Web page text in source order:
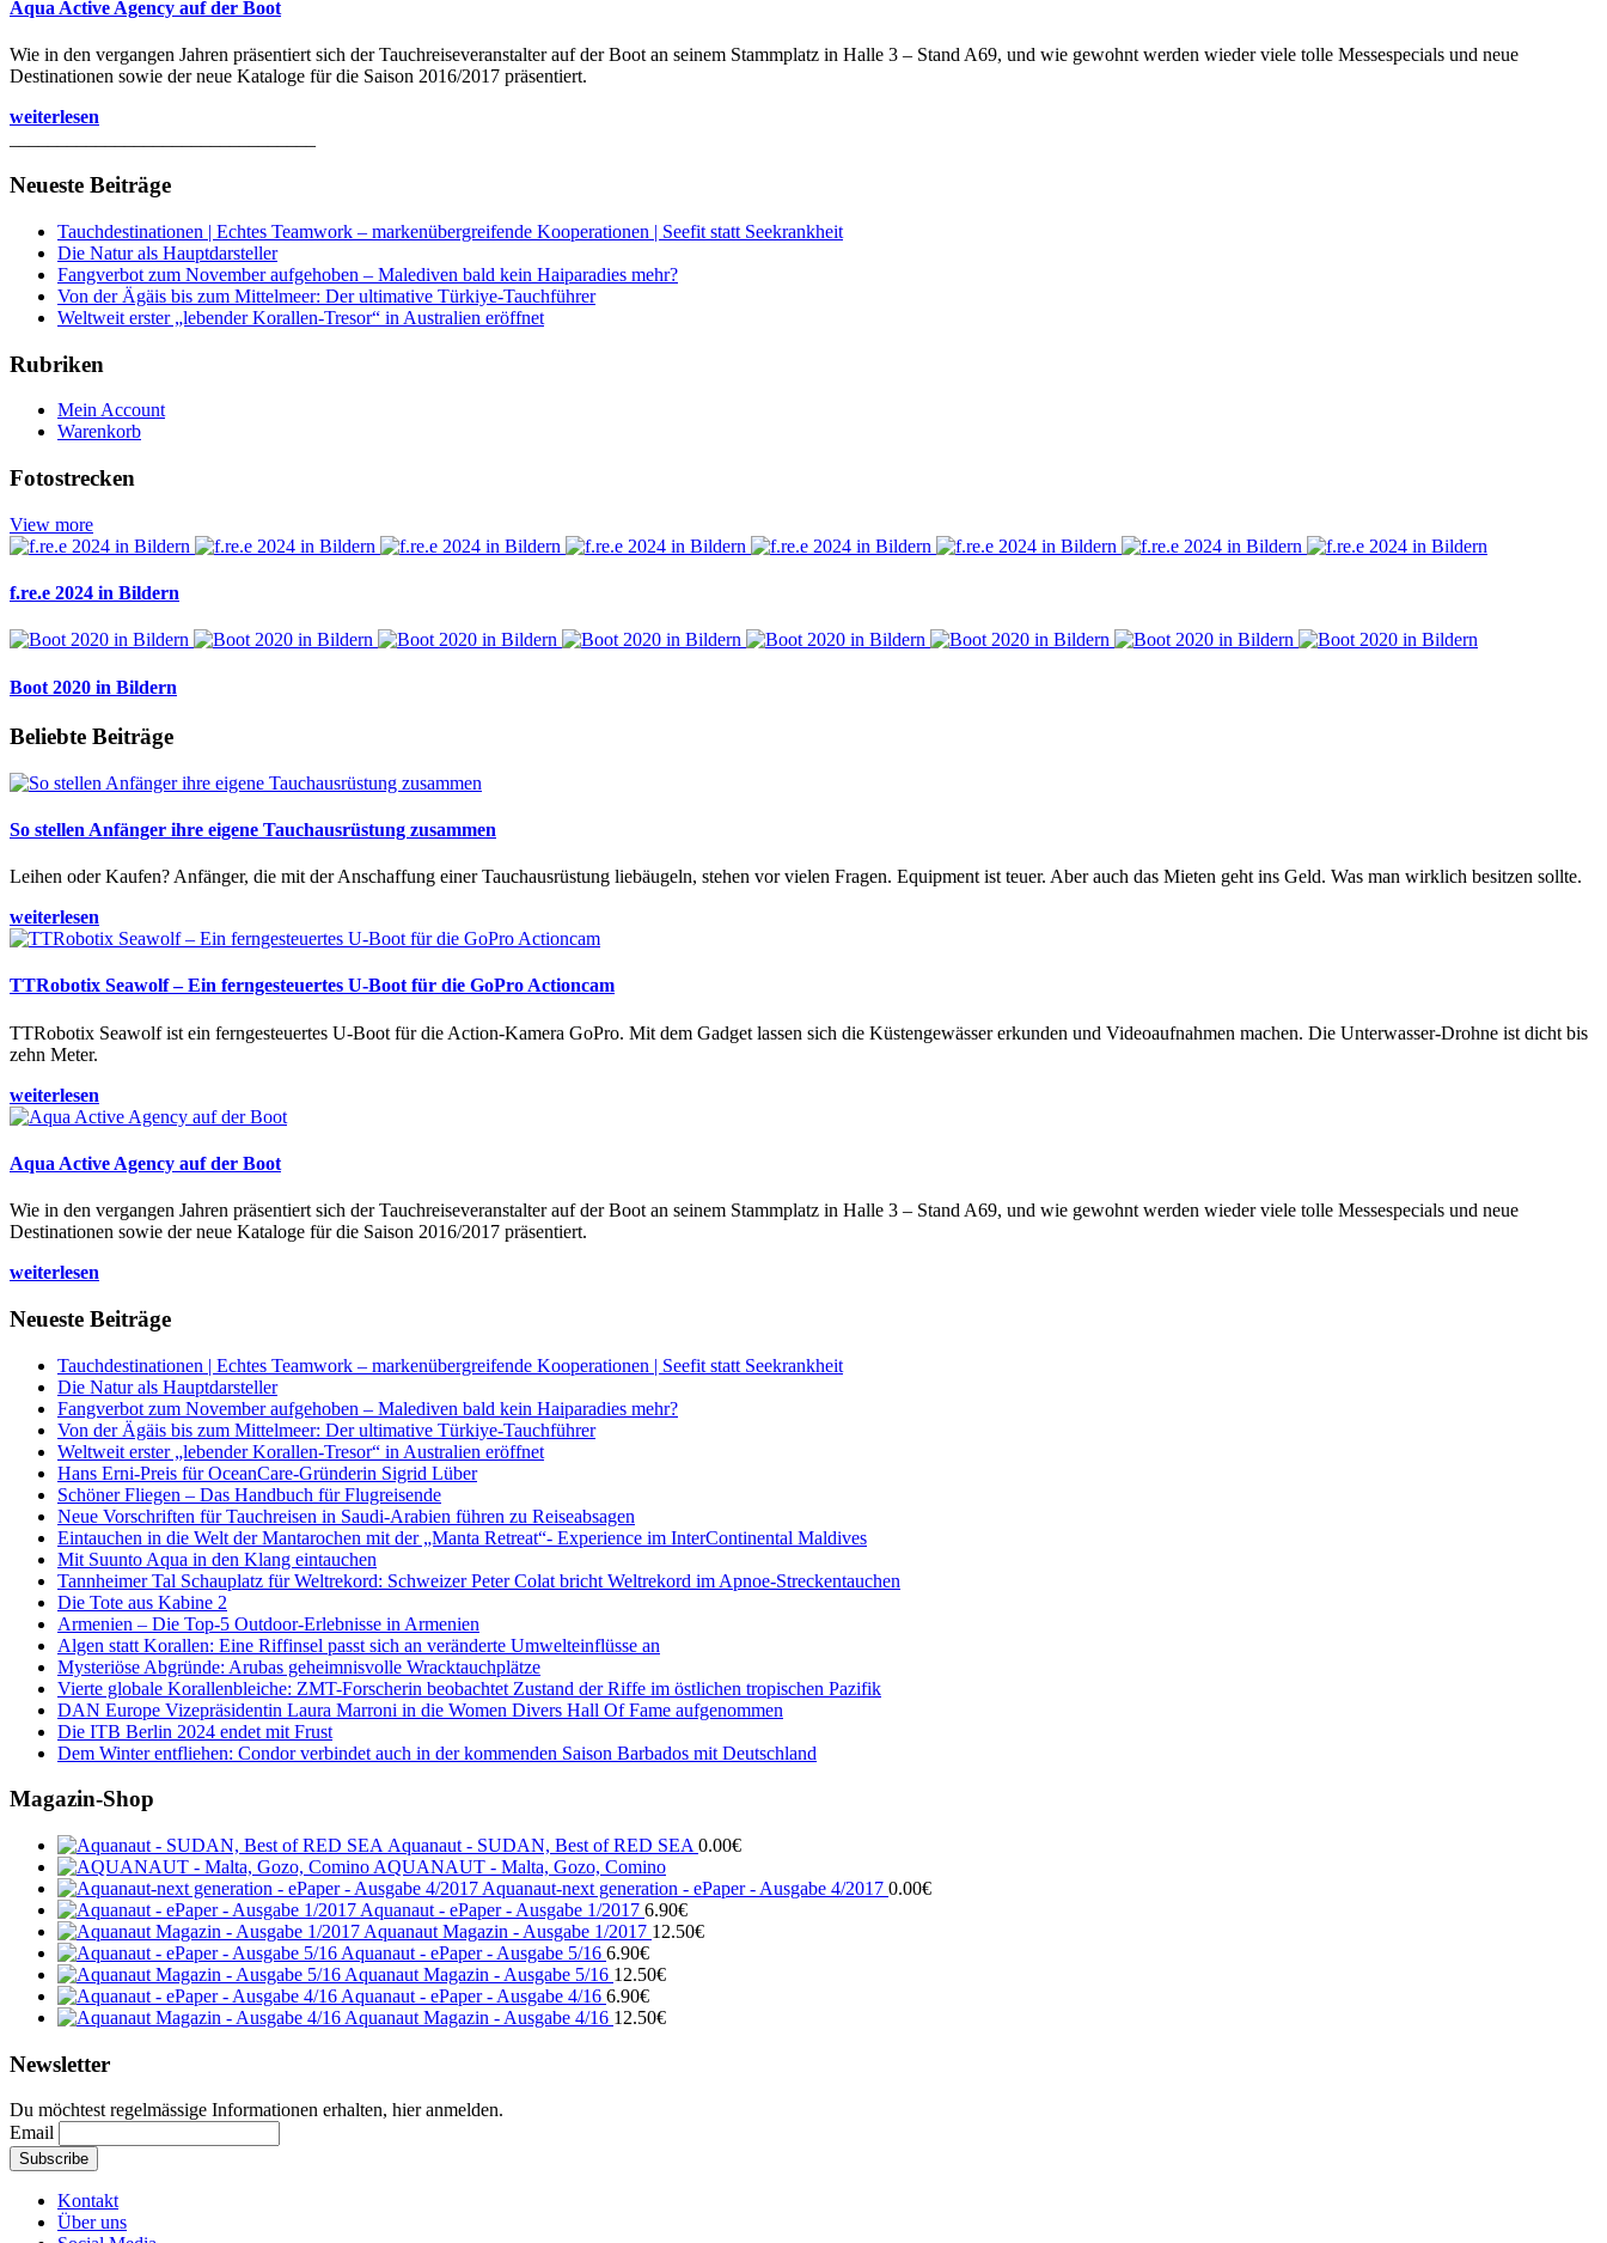
Aqua Active Agency auf der Boot
Wie in den vergangen Jahren präsentiert sich der Tauchreiseveranstalter auf der Boot an seinem Stammplatz in Halle 3 – Stand A69, und wie gewohnt werden wieder viele tolle Messespecials und neue
Destinationen sowie der neue Kataloge für die Saison 2016/2017 präsentiert.
weiterlesen
Neueste Beiträge
Tauchdestinationen | Echtes Teamwork – markenübergreifende Kooperationen | Seefit statt Seekrankheit
Die Natur als Hauptdarsteller
Fangverbot zum November aufgehoben – Malediven bald kein Haiparadies mehr?
Von der Ägäis bis zum Mittelmeer: Der ultimative Türkiye-Tauchführer
Weltweit erster „lebender Korallen-Tresor“ in Australien eröffnet
Rubriken
Mein Account
Warenkorb
Fotostrecken
View more
f.re.e 2024 in Bildern
Boot 2020 in Bildern
Beliebte Beiträge
So stellen Anfänger ihre eigene Tauchausrüstung zusammen
Leihen oder Kaufen? Anfänger, die mit der Anschaffung einer Tauchausrüstung liebäugeln, stehen vor vielen Fragen. Equipment ist teuer. Aber auch das Mieten geht ins Geld. Was man wirklich besitzen sollte.
weiterlesen
TTRobotix Seawolf – Ein ferngesteuertes U-Boot für die GoPro Actioncam
TTRobotix Seawolf ist ein ferngesteuertes U-Boot für die Action-Kamera GoPro. Mit dem Gadget lassen sich die Küstengewässer erkunden und Videoaufnahmen machen. Die Unterwasser-Drohne ist dicht bis
zehn Meter.
weiterlesen
Aqua Active Agency auf der Boot
Wie in den vergangen Jahren präsentiert sich der Tauchreiseveranstalter auf der Boot an seinem Stammplatz in Halle 3 – Stand A69, und wie gewohnt werden wieder viele tolle Messespecials und neue
Destinationen sowie der neue Kataloge für die Saison 2016/2017 präsentiert.
weiterlesen
Neueste Beiträge
Tauchdestinationen | Echtes Teamwork – markenübergreifende Kooperationen | Seefit statt Seekrankheit
Die Natur als Hauptdarsteller
Fangverbot zum November aufgehoben – Malediven bald kein Haiparadies mehr?
Von der Ägäis bis zum Mittelmeer: Der ultimative Türkiye-Tauchführer
Weltweit erster „lebender Korallen-Tresor“ in Australien eröffnet
Hans Erni-Preis für OceanCare-Gründerin Sigrid Lüber
Schöner Fliegen – Das Handbuch für Flugreisende
Neue Vorschriften für Tauchreisen in Saudi-Arabien führen zu Reiseabsagen
Eintauchen in die Welt der Mantarochen mit der „Manta Retreat“- Experience im InterContinental Maldives
Mit Suunto Aqua in den Klang eintauchen
Tannheimer Tal Schauplatz für Weltrekord: Schweizer Peter Colat bricht Weltrekord im Apnoe-Streckentauchen
Die Tote aus Kabine 2
Armenien – Die Top-5 Outdoor-Erlebnisse in Armenien
Algen statt Korallen: Eine Riffinsel passt sich an veränderte Umwelteinflüsse an
Mysteriöse Abgründe: Arubas geheimnisvolle Wracktauchplätze
Vierte globale Korallenbleiche: ZMT-Forscherin beobachtet Zustand der Riffe im östlichen tropischen Pazifik
DAN Europe Vizepräsidentin Laura Marroni in die Women Divers Hall Of Fame aufgenommen
Die ITB Berlin 2024 endet mit Frust
Dem Winter entfliehen: Condor verbindet auch in der kommenden Saison Barbados mit Deutschland
Magazin-Shop
Aquanaut - SUDAN, Best of RED SEA 0.00€
AQUANAUT - Malta, Gozo, Comino
Aquanaut-next generation - ePaper - Ausgabe 4/2017 0.00€
Aquanaut - ePaper - Ausgabe 1/2017 6.90€
Aquanaut Magazin - Ausgabe 1/2017 12.50€
Aquanaut - ePaper - Ausgabe 5/16 6.90€
Aquanaut Magazin - Ausgabe 5/16 12.50€
Aquanaut - ePaper - Ausgabe 4/16 6.90€
Aquanaut Magazin - Ausgabe 4/16 12.50€
Newsletter
Du möchtest regelmässige Informationen erhalten, hier anmelden.
Email
Kontakt
Über uns